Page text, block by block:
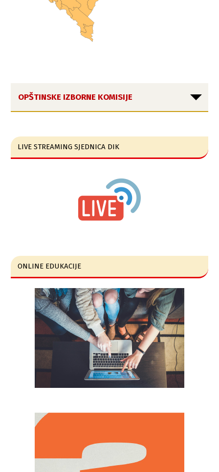
OPŠTINSKE IZBORNE KOMISIJE
LIVE STREAMING SJEDNICA DIK
ONLINE EDUKACIJE